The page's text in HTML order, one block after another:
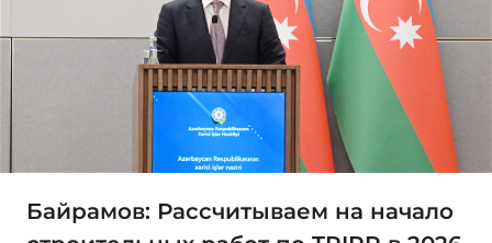
Байрамов: Рассчитываем на начало